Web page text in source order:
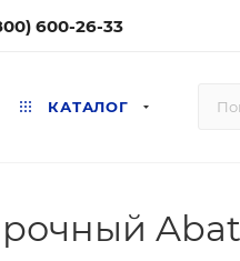
600-26-33
КАТАЛОГ